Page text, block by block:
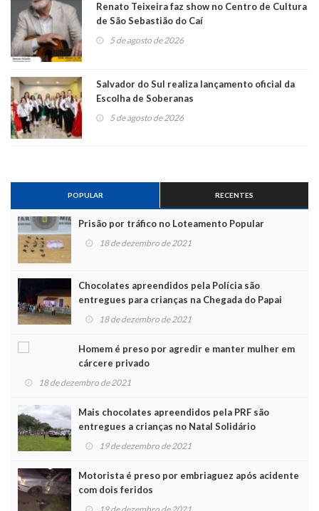
Renato Teixeira faz show no Centro de Cultura
de São Sebastião do Caí
5 de agosto de 2026
Salvador do Sul realiza lançamento oficial da
Escolha de Soberanas
5 de agosto de 2026
POPULAR RECENTES
Prisão por tráfico no Loteamento Popular
18 de dezembro de 2021
Chocolates apreendidos pela Polícia são
entregues para crianças na Chegada do Papai
Noel
18 de dezembro de 2021
Homem é preso por agredir e manter mulher em
cárcere privado
18 de dezembro de 2021
Mais chocolates apreendidos pela PRF são
entregues a crianças no Natal Solidário
19 de dezembro de 2021
Motorista é preso por embriaguez após acidente
com dois feridos